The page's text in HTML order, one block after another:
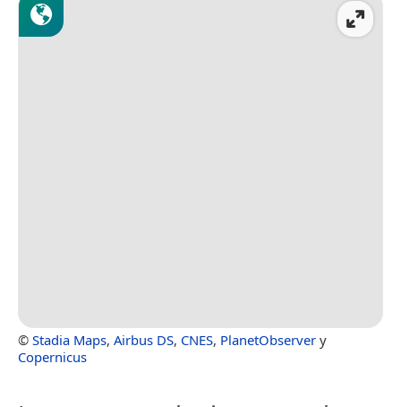
© Stadia Maps, Airbus DS, CNES, PlanetObserver y
Copernicus